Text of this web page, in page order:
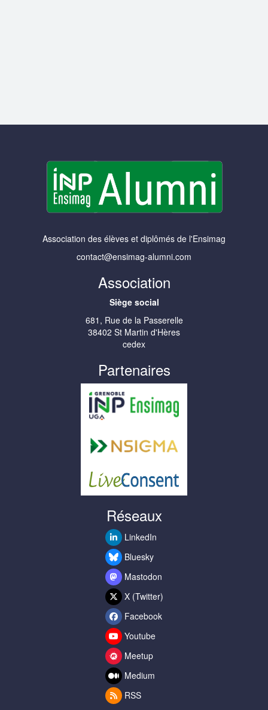
Association des élèves et diplômés de l'Ensimag
contact@ensimag-alumni.com
Association
Siège social
681, Rue de la Passerelle
38402 St Martin d'Hères
cedex
Partenaires
Réseaux
LinkedIn
Bluesky
Mastodon
X (Twitter)
Facebook
Youtube
Meetup
Medium
RSS